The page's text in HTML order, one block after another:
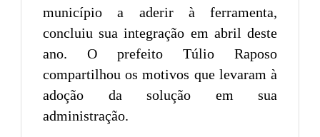
município a aderir à ferramenta,
concluiu sua integração em abril deste
ano. O prefeito Túlio Raposo
compartilhou os motivos que levaram à
adoção da solução em sua
administração.